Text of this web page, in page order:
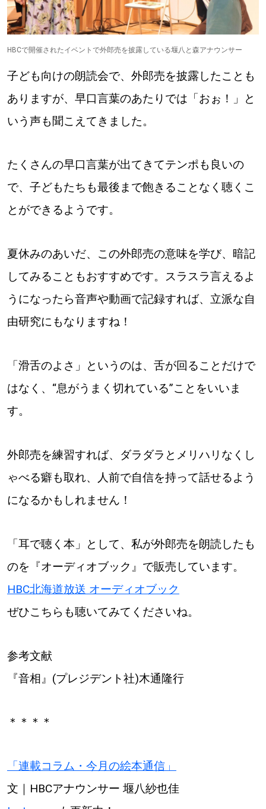
HBCで開催されたイベントで外郎売を披露している堰八と森アナウンサー
子ども向けの朗読会で、外郎売を披露したことも
ありますが、早口言葉のあたりでは「おぉ！」と
いう声も聞こえてきました。
たくさんの早口言葉が出てきてテンポも良いの
で、子どもたちも最後まで飽きることなく聴くこ
とができるようです。
夏休みのあいだ、この外郎売の意味を学び、暗記
してみることもおすすめです。スラスラ言えるよ
うになったら音声や動画で記録すれば、立派な自
由研究にもなりますね！
「滑舌のよさ」というのは、舌が回ることだけで
はなく、“息がうまく切れている”ことをいいま
す。
外郎売を練習すれば、ダラダラとメリハリなくし
ゃべる癖も取れ、人前で自信を持って話せるよう
になるかもしれません！
「耳で聴く本」として、私が外郎売を朗読したも
のを『オーディオブック』で販売しています。
HBC北海道放送 オーディオブック
ぜひこちらも聴いてみてくださいね。
参考文献
『音相』(プレジデント社)木通隆行
＊＊＊＊
「連載コラム・今月の絵本通信」
文｜HBCアナウンサー 堰八紗也佳